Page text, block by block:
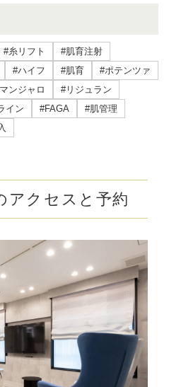
#糸リフト
#肌育注射
#ハイフ #肌育
#ポテンツァ
ンジャロ
#リジュラン
イン #FAGA
#肌管理
アクセスと予約